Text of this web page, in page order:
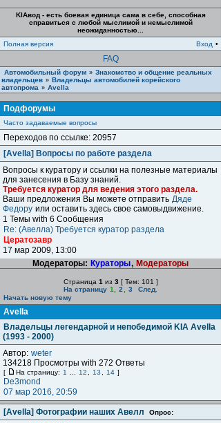
KIAвод - есть боевая единица сама в себе, способная
справиться с любой мыслимой и немыслимой
неожиданностью...
Полная версия
Вход •
FAQ
Автомобильный форум » Знакомство и общение реальных
владельцев » Владельцы автомобилей корейского
автопрома » Avella
Подфорумы
Часто задаваемые вопросы
Переходов по ссылке: 20957
[Avella] Вопросы по работе раздела
Вопросы к куратору и ссылки на полезные материалы
для занесения в Базу знаний.
Требуется куратор для ведения этого раздела.
Ваши предложения Вы можете отправить Дяде
Федору или оставить здесь свое самовыдвижение.
1 Темы with 6 Сообщения
Re: (Авелла) Требуется куратор раздела
Цератозавр
17 мар 2009, 13:00
Модераторы: Кураторы, Модераторы
Страница 1 из 3 [ Тем: 101 ]
На страницу 1 2 3
След.
Начать новую тему
Avella
Владельцы легендарной и непобедимой KIA Avella
(1993 - 2000)
Автор: weter
134218 Просмотры with 272 Ответы
[ На страницу: 1 12 13 14 ]
De3mond
07 мар 2016, 20:59
[Avella] Фотографии наших Авелл Опрос: